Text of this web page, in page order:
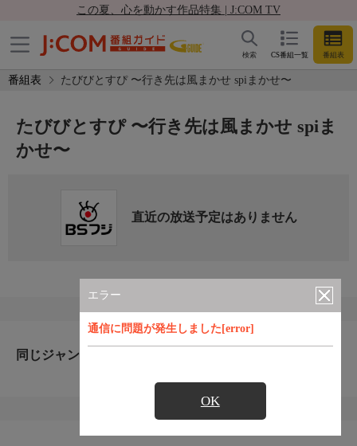
この夏、心を動かす作品特集 | J:COM TV
CS番組一覧 番組表
検索
番組表 たびびとすぴ 〜行き先は風まかせ spiまかせ〜
エラー
通信に問題が発生しました[error]
OK
たびびとすぴ 〜行き先は風まかせ spiま
かせ〜
直近の放送予定はありません
同じジャンルのおすすめ番組